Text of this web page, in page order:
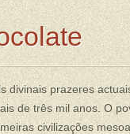
divinais prazeres
de três mil anos. O
civilizações